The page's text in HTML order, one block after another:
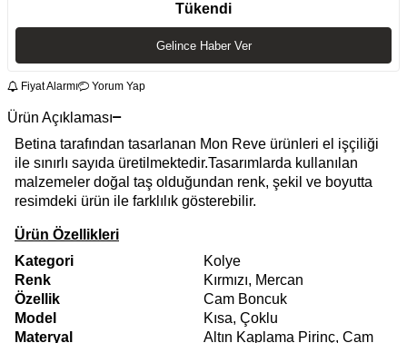
Tükendi
Gelince Haber Ver
Fiyat Alarmı Yorum Yap
Ürün Açıklaması
Betina tarafından tasarlanan Mon Reve ürünleri el işçiliği
ile sınırlı sayıda üretilmektedir.Tasarımlarda kullanılan
malzemeler doğal taş olduğundan renk, şekil ve boyutta
resimdeki ürün ile farklılık gösterebilir.
Ürün Özellikleri
Kategori
Kolye
Renk
Kırmızı, Mercan
Özellik
Cam Boncuk
Model
Kısa, Çoklu
Materyal
Altın Kaplama Pirinç, Cam